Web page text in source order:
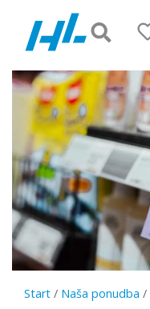
Start / Naša ponudba /